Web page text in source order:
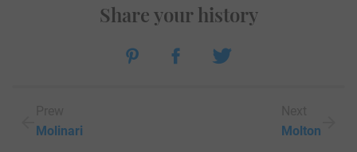
Molinari
Share your history
Molton